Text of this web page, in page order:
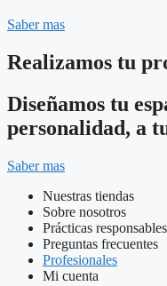
Saber mas
Realizamos tu
Diseñamos tu
personalidad, a
Saber mas
Nuestras tiendas
Sobre nosotros
Prácticas responsables
Preguntas frecuentes
Profesionales
Mi cuenta